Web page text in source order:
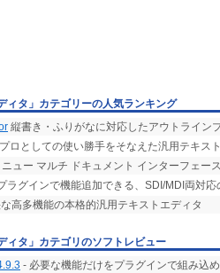
ィタ」カテゴリーの人気ランキング
縦書き・ふりがなに対応したアウトライン
ロとしての使い勝手をそなえた汎用テキス
ニュー マルチ ドキュメント インターフェー
ラグインで機能追加できる、SDI/MDI両対応
高多機能の本格的汎用テキストエディタ
ィタ」カテゴリのソフトレビュー
- 必要な機能だけをプラグインで組み込